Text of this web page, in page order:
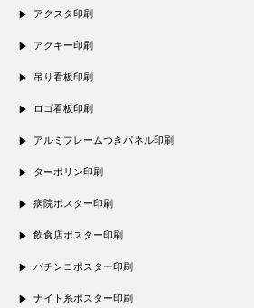
アクスタ印刷
アクキー印刷
吊り看板印刷
ロゴ看板印刷
アルミフレームつきパネル印刷
ターポリン印刷
病院ポスター印刷
飲食店ポスター印刷
パチンコポスター印刷
ナイト系ポスター印刷